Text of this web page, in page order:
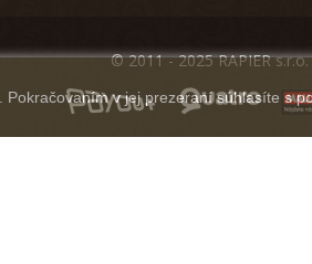
v jej prezeraní súhlasíte s
© 2011 - 2025 RAPIER s.r.o.